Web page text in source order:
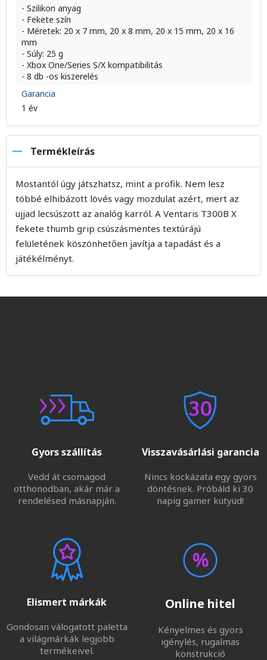
- Szilikon anyag
- Fekete szín
- Méretek: 20 x 7 mm, 20 x 8 mm, 20 x 15 mm, 20 x 16
mm
- Súly: 25 g
- Xbox One/Series S/X kompatibilitás
- 8 db -os kiszerelés
Garancia
1 év
Termékleírás
Mostantól úgy játszhatsz, mint a profik. Nem lesz
többé elhibázott lövés vagy mozdulat azért, mert az
ujjad lecsúszott az analóg karról. A Ventaris T300B X
fekete thumb grip csúszásmentes textúrájú
felületének köszönhetően javítja a tapadást és a
játékélményt.
Gyors szállítás
Vedd át csomagod
otthonodban, akár már a
rendelésed másnapján.
Visszavásárlási garancia
Nincs kockázata egy gyors
döntésnek. Próbáld ki 30
napig gamer kütyüd!
Elismert márkák
Gondosan válogatott paletta
a világmárkák legjobb
termékeivel.
Online hitel
Kényelmes és gyors
igénylés, rugalmas
konstrukció